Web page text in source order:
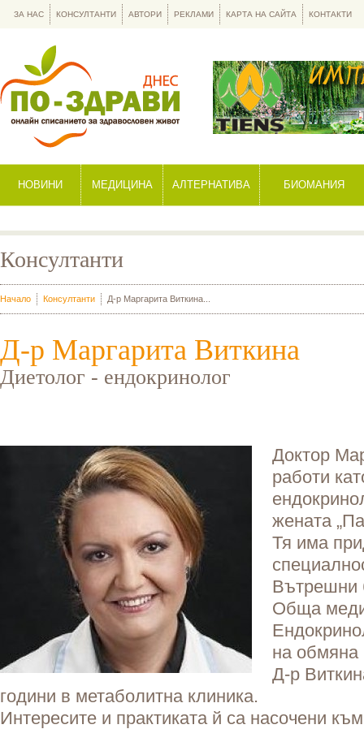
НОВИНИ МЕДИЦИНА АЛТЕРНАТИВА БИОМАНИЯ
ЗА НАС КОНСУЛТАНТИ АВТОРИ РЕКЛАМИ КАРТА НА САЙТА КОНТАКТИ
Консултанти
Начало Консултанти Д-р Маргарита Виткина...
Д-р Маргарита Виткина
Диетолог - ендокринолог
Доктор
работи
жената
Тя има
Вътрешни
Обща
на обмяна
Д-р
години в метаболитна клиника.
Интересите и практиката й са насочени